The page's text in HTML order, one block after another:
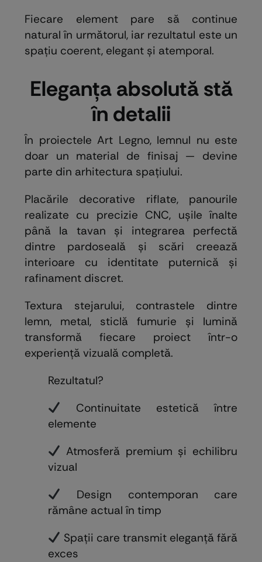
Fiecare element pare să continue
natural în următorul, iar rezultatul este un
spațiu coerent, elegant și atemporal.
Eleganța absolută stă
în detalii
În proiectele Art Legno, lemnul nu este
doar un material de finisaj — devine
parte din arhitectura spațiului.
Placările decorative riflate, panourile
realizate cu precizie CNC, ușile înalte
până la tavan și integrarea perfectă
dintre pardoseală și scări creează
interioare cu identitate puternică și
rafinament discret.
Textura stejarului, contrastele dintre
lemn, metal, sticlă fumurie și lumină
transformă fiecare proiect într-o
experiență vizuală completă.
Rezultatul?
Continuitate estetică între
elemente
Atmosferă premium și echilibru
vizual
Design contemporan care
rămâne actual în timp
Spații care transmit eleganță fără
exces